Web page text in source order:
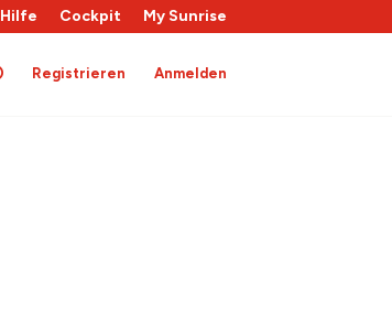
Hilfe Cockpit My Sunrise
Registrieren Anmelden